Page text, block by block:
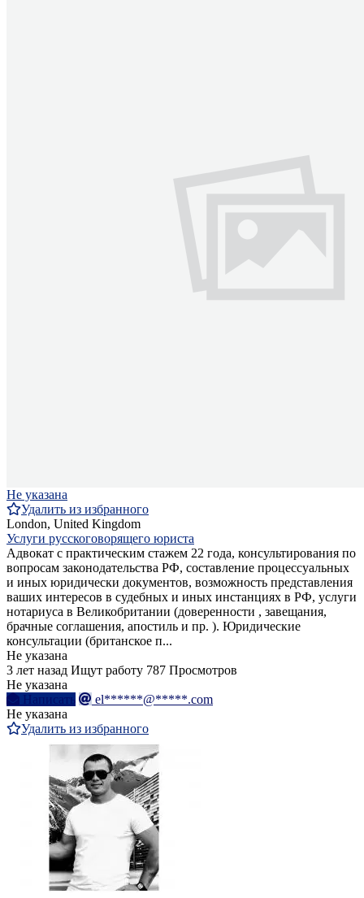
Не указана
Удалить из избранного
London, United Kingdom
Услуги русскоговорящего юриста
Адвокат с практическим стажем 22 года, консультирования по
вопросам законодательства РФ, составление процессуальных
и иных юридически документов, возможность представления
ваших интересов в судебных и иных инстанциях в РФ, услуги
нотариуса в Великобритании (доверенности , завещания,
брачные соглашения, апостиль и пр. ). Юридические
консультации (британское п...
Не указана
3 лет назад Ищут работу 787 Просмотров
Не указана
Написать
el******@*****.com
Не указана
Удалить из избранного